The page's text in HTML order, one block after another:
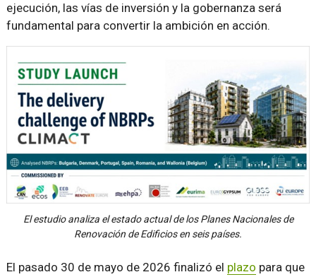
ejecución, las vías de inversión y la gobernanza será
fundamental para convertir la ambición en acción.
El estudio analiza el estado actual de los Planes Nacionales de
Renovación de Edificios en seis países.
El pasado 30 de mayo de 2026 finalizó el plazo para que